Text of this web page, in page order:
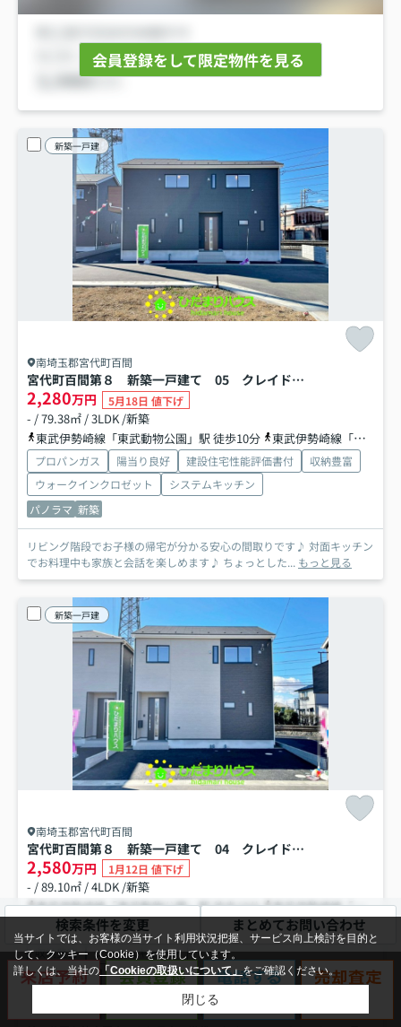
会員登録をして限定物件を見る
新築一戸建
南埼玉郡宮代町百間
宮代町百間第８ 新築一戸建て 05 クレイドルガーデン
2,280万円 5月18日 値下げ
- / 79.38㎡ / 3LDK /新築
東武伊勢崎線「東武動物公園」駅 徒歩10分
東武伊勢崎線「和戸」駅 徒歩35分
プロパンガス 陽当り良好 建設住宅性能評価書付
収納豊富
ウォークインクロゼット
システムキッチン
パノラマ 新築
リビング階段でお子様の帰宅が分かる安心の間取りです♪ 対面キッチン
でお料理中も家族と会話を楽しめます♪ ちょっとした... もっと見る
新築一戸建
南埼玉郡宮代町百間
宮代町百間第８ 新築一戸建て 04 クレイドルガーデン
2,580万円 1月12日 値下げ
- / 89.10㎡ / 4LDK /新築
東武伊勢崎線「東武動物公園」駅 徒歩10分 東武伊勢崎線「和戸」駅 徒歩35分
駐車2台可 プロパンガス 陽当り良好
建設住宅性能評価書付
収納豊富
システムキッチン
パノラマ 新築
全居室収納完備！各所にも収納があり収納豊富な間取りです♪ 小・中学
検索条件を変更 まとめてお問い合わせ
当サイトでは、お客様の当サイト利用状況把握、サービス向上検討を目的と
して、クッキー（Cookie）を使用しています。
詳しくは、当社の 「Cookieの取扱いについて」をご確認ください。
閉じる